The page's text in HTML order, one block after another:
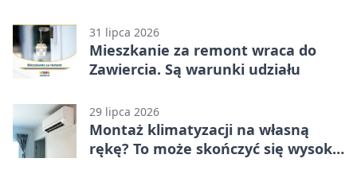
31 lipca 2026
Mieszkanie za remont wraca do
Zawiercia. Są warunki udziału
29 lipca 2026
Montaż klimatyzacji na własną
rękę? To może skończyć się wysoką